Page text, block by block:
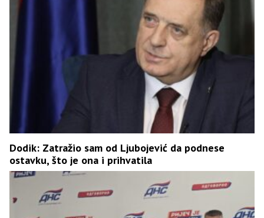
Dodik: Zatražio sam od Ljubojević da podnese
ostavku, što je ona i prihvatila